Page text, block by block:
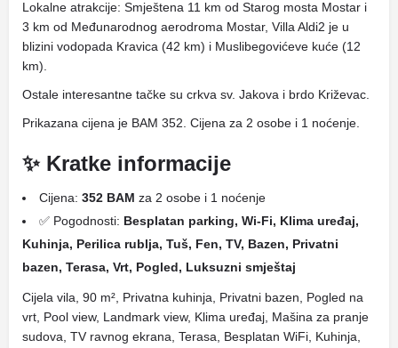
Lokalne atrakcije: Smještena 11 km od Starog mosta Mostar i
3 km od Međunarodnog aerodroma Mostar, Villa Aldi2 je u
blizini vodopada Kravica (42 km) i Muslibegovićeve kuće (12
km).
Ostale interesantne tačke su crkva sv. Jakova i brdo Križevac.
Prikazana cijena je BAM 352. Cijena za 2 osobe i 1 noćenje.
✨ Kratke informacije
Cijena: 352 BAM za 2 osobe i 1 noćenje
✅ Pogodnosti: Besplatan parking, Wi-Fi, Klima uređaj,
Kuhinja, Perilica rublja, Tuš, Fen, TV, Bazen, Privatni
bazen, Terasa, Vrt, Pogled, Luksuzni smještaj
Cijela vila, 90 m², Privatna kuhinja, Privatni bazen, Pogled na
vrt, Pool view, Landmark view, Klima uređaj, Mašina za pranje
sudova, TV ravnog ekrana, Terasa, Besplatan WiFi, Kuhinja,